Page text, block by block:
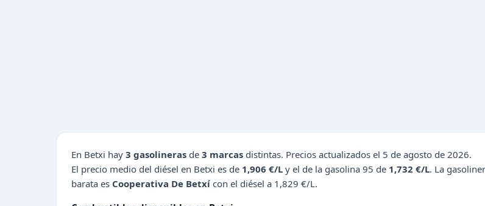
En Betxi hay 3 gasolineras de 3 marcas distintas. Precios actualizados el 5 de agosto de 2026.
El precio medio del diésel en Betxi es de 1,906 €/L y el de la gasolina 95 de 1,732 €/L. La
barata es Cooperativa De Betxí con el diésel a 1,829 €/L.